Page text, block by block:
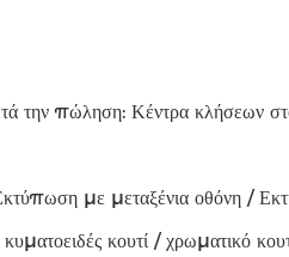
την πώληση: Κέντρα κλήσεων
με μεταξένια οθόνη /
κουτί / χρωματικό